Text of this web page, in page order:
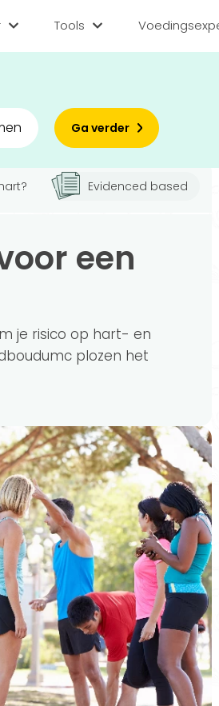
leven
Tools
BMI berekenen
Caloriebehoefte
Ideale gewicht
Quiz
Voor
Bedrijf
Ga verder
Evidenced based
een
je risico op hart- en
plozen het